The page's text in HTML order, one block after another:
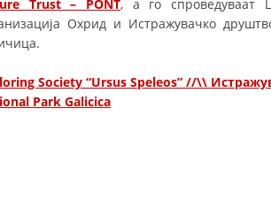
Trust – PONT, a го спроведуваат
Охрид и Истражувачко
Society “Ursus Speleos” //\\
Park Galicica